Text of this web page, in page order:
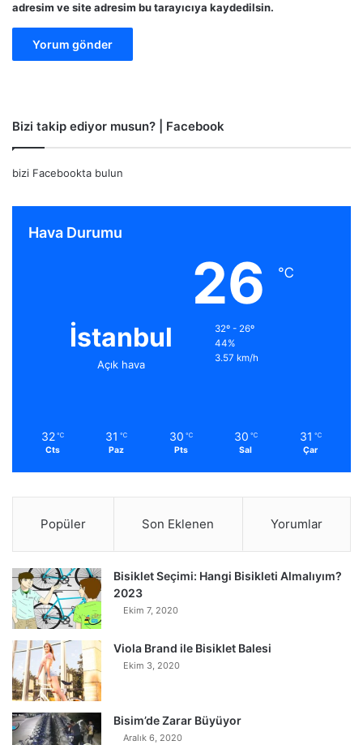
adresim ve site adresim bu tarayıcıya kaydedilsin.
Bizi takip ediyor musun? | Facebook
bizi Facebookta bulun
Hava Durumu
İstanbul
Açık hava
26 ℃
32º - 26º
44%
3.57 km/h
32 ℃
Cts
31 ℃
Paz
30 ℃
Pts
30 ℃
Sal
31 ℃
Çar
Popüler Son Eklenen Yorumlar
Bisiklet Seçimi: Hangi Bisikleti Almalıyım?
2023
Ekim 7, 2020
Viola Brand ile Bisiklet Balesi
Ekim 3, 2020
Bisim’de Zarar Büyüyor
Aralık 6, 2020